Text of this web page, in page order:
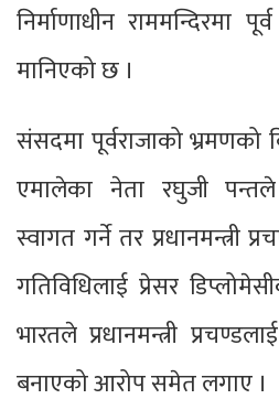
निर्माणाधीन राममन्दिरमा
मानिएको छ ।
संसदमा पूर्वराजाको
एमालेका नेता रघुजी पन्तले
स्वागत गर्ने तर प्रधानमन्त्री
गतिविधिलाई प्रेसर
भारतले प्रधानमन्त्री
बनाएको आरोप समेत लगाए ।